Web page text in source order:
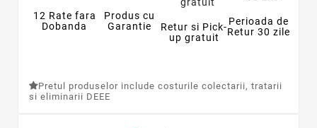
12 Rate fara
Dobanda
Produs cu
Garantie
Retur si Pick-
up gratuit
Perioada de
Retur 30 zile
Pretul produselor include costurile colectarii, tratarii
si eliminarii DEEE